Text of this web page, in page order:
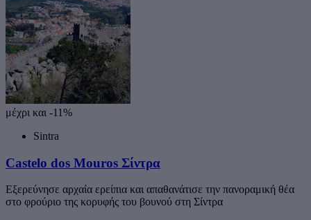
μέχρι και -11%
Sintra
Castelo dos Mouros Σίντρα
Εξερεύνησε αρχαία ερείπια και απαθανάτισε την πανοραμική θέα
στο φρούριο της κορυφής του βουνού στη Σίντρα